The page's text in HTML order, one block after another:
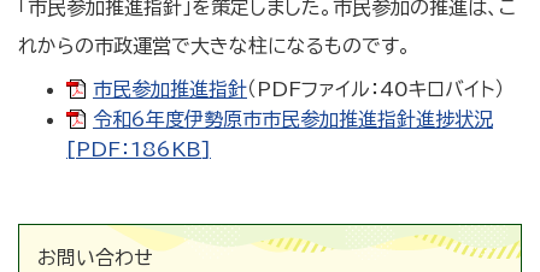
「市民参加推進指針」を策定しました。市民参加の推進は、こ
れからの市政運営で大きな柱になるものです。
市民参加推進指針（PDFファイル：40キロバイト）
令和6年度伊勢原市市民参加推進指針進捗状況
[PDF：186KB]
お問い合わせ